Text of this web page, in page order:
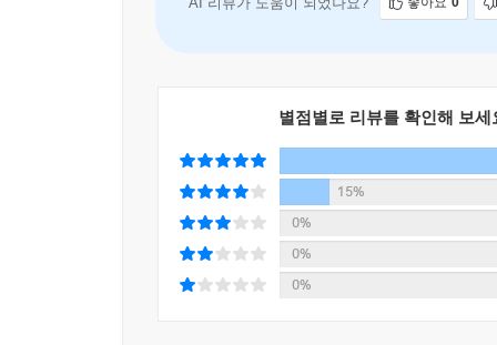
이 모든 것은 이영도 출판 카페(http://
『드래곤 라자』 속 우화를 소재로 한 그림 동화
나무 상자 600여 세트의 디자인은 평소 『드래
활발한 활동을 하고 있는 두 열성 독자가 『드
의견이나 여론조사에 수백 명의 열성 독자들이 꾸
12월 2일에슴 작가 이영도가 직접 참여하는 10주
별점별로 리뷰를 확인해 보세
0%
0%